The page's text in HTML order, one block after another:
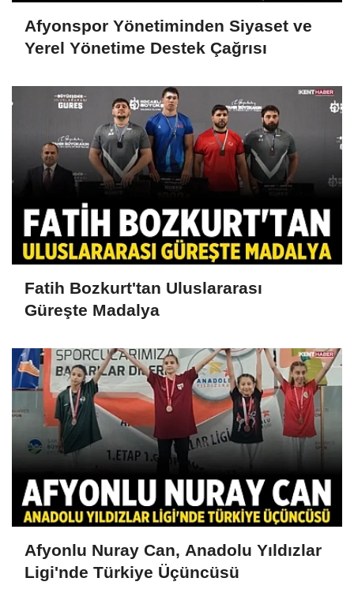
Afyonspor Yönetiminden Siyaset ve
Yerel Yönetime Destek Çağrısı
Fatih Bozkurt'tan Uluslararası
Güreşte Madalya
Afyonlu Nuray Can, Anadolu Yıldızlar
Ligi'nde Türkiye Üçüncüsü